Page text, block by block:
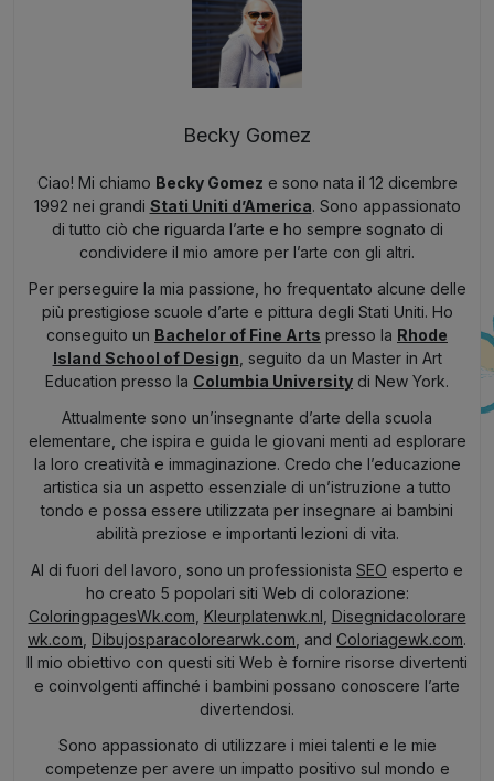
Becky Gomez
Ciao! Mi chiamo Becky Gomez e sono nata il 12 dicembre
1992 nei grandi Stati Uniti d’America. Sono appassionato
di tutto ciò che riguarda l’arte e ho sempre sognato di
condividere il mio amore per l’arte con gli altri.
Per perseguire la mia passione, ho frequentato alcune delle
più prestigiose scuole d’arte e pittura degli Stati Uniti. Ho
conseguito un Bachelor of Fine Arts presso la Rhode
Island School of Design , seguito da un Master in Art
Education presso la Columbia University di New York.
Attualmente sono un’insegnante d’arte della scuola
elementare, che ispira e guida le giovani menti ad esplorare
la loro creatività e immaginazione. Credo che l’educazione
artistica sia un aspetto essenziale di un’istruzione a tutto
tondo e possa essere utilizzata per insegnare ai bambini
abilità preziose e importanti lezioni di vita.
Al di fuori del lavoro, sono un professionista SEO esperto e
ho creato 5 popolari siti Web di colorazione:
ColoringpagesWk.com Kleurplatenwk.nl Disegnidacolorare
wk.com Dibujosparacolorearwk.com , and Coloriagewk.com.
Il mio obiettivo con questi siti Web è fornire risorse divertenti
e coinvolgenti affinché i bambini possano conoscere l’arte
divertendosi.
Sono appassionato di utilizzare i miei talenti e le mie
competenze per avere un impatto positivo sul mondo e